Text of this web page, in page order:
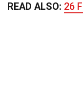
READ ALSO: 26